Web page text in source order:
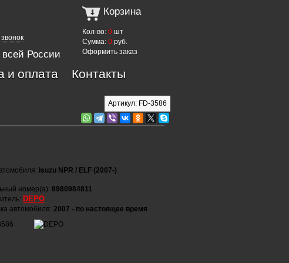
всей России
Корзина
Кол-во: 0 шт
Сумма: 0 руб.
Оформить заказ
и оплата Контакты
Артикул: FD-3586
Isuzu NPR / ELF (2007-)
номер(а): 8980984811
DEPO
автомобиля: 2007 - по настоящее время